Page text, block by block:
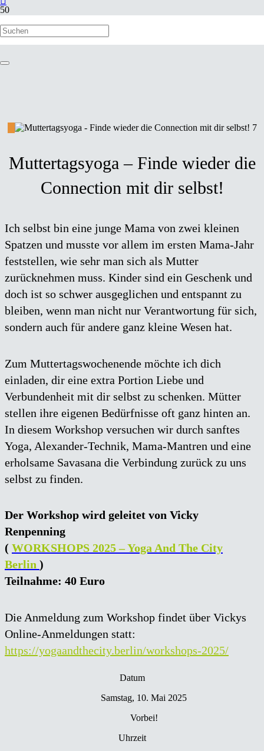
Muttertagsyoga – Finde wieder die
Connection mit dir selbst!
Ich selbst bin eine junge Mama von zwei kleinen
Spatzen und musste vor allem im ersten Mama-Jahr
feststellen, wie sehr man sich als Mutter
zurücknehmen muss. Kinder sind ein Geschenk und
doch ist so schwer ausgeglichen und entspannt zu
bleiben, wenn man nicht nur Verantwortung für sich,
sondern auch für andere ganz kleine Wesen hat.
Zum Muttertagswochenende möchte ich dich
einladen, dir eine extra Portion Liebe und
Verbundenheit mit dir selbst zu schenken. Mütter
stellen ihre eigenen Bedürfnisse oft ganz hinten an.
In diesem Workshop versuchen wir durch sanftes
Yoga, Alexander-Technik, Mama-Mantren und eine
erholsame Savasana die Verbindung zurück zu uns
selbst zu finden.
Der Workshop wird geleitet von Vicky
Renpenning
( WORKSHOPS 2025 – Yoga And The City
Berlin )
Teilnahme: 40 Euro
Die Anmeldung zum Workshop findet über Vickys
Online-Anmeldungen statt:
https://yogaandthecity.berlin/workshops-2025/
Datum
Samstag, 10. Mai 2025
Vorbei!
Uhrzeit